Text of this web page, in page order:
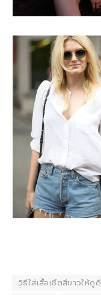
วิธีใส่เสื้อเชิ้ตสีขาวให้ดูดี